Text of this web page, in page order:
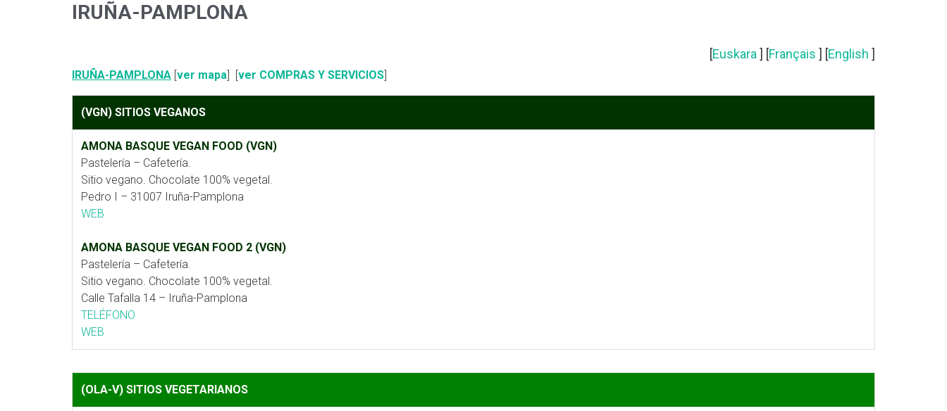
IRUÑA-PAMPLONA
[Euskara ] [Français ] [English ]
IRUÑA-PAMPLONA [ver mapa] [ver COMPRAS Y SERVICIOS]
(VGN) SITIOS VEGANOS
AMONA BASQUE VEGAN FOOD (VGN)
Pastelería – Cafetería.
Sitio vegano. Chocolate 100% vegetal.
Pedro I – 31007 Iruña-Pamplona
WEB
AMONA BASQUE VEGAN FOOD 2 (VGN)
Pastelería – Cafetería.
Sitio vegano. Chocolate 100% vegetal.
Calle Tafalla 14 – Iruña-Pamplona
TELÉFONO
WEB
(OLA-V) SITIOS VEGETARIANOS